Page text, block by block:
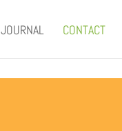
JOURNAL CONTACT